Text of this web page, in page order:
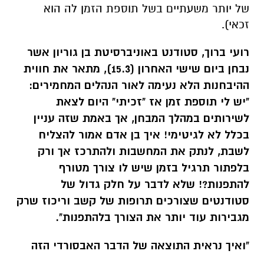
של יותר משעתיים בשל תוספת הזמן לה הוא
זכאי).
רועי ברוך, סטודנט באוניברסיטת בן גוריון אשר
נבחן ביום שישי האחרון (15.3), מתאר את חווית
ההיבחנות הלא נעימה לאור הנהלים המחמירים:
"יש לי תוספת זמן אז "זכיתי" היום לצאת
לשירותים במהלך המבחן, אך באמת שזה עניין
בכלל לא לגיטימי! איך בן אדם אמור להצליח
לשבת, לנתק את המחשבות ולהתרכז אך ורק
בלפתור תרגיל בזמן שיש לו צורך מטורף
להתפנות?! שלא לדבר על חלק גדול של
סטודנטים שצורכים תרופות של קשב וריכוז שרק
מגבירות עוד יותר את הצורך בלהתפנות".
"ואיך נראית התוצאה של הדבר האבסורדי הזה